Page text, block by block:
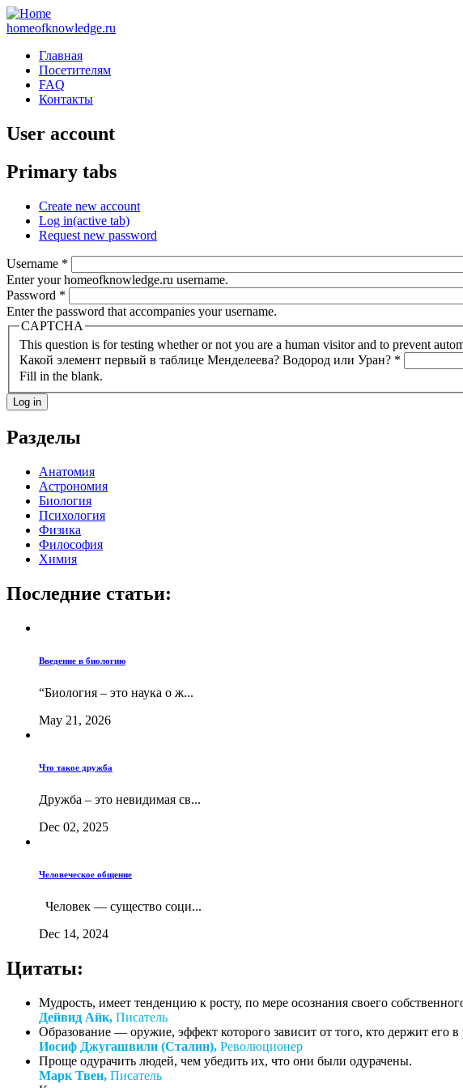
homeofknowledge.ru
Главная
Посетителям
FAQ
Контакты
User account
Primary tabs
Create new account
Log in(active tab)
Request new password
Username *
Enter your homeofknowledge.ru username.
Password *
Enter the password that accompanies your username.
CAPTCHA
This question is for testing whether or not you are a human visitor and to prevent
Какой элемент первый в таблице Менделеева? Водород или Уран? *
Fill in the blank.
Разделы
Анатомия
Астрономия
Биология
Психология
Физика
Философия
Химия
Последние статьи:
Введение в биологию
“Биология – это наука о ж...
May 21, 2026
Что такое дружба
Дружба – это невидимая св...
Dec 02, 2025
Человеческое общение
Человек — существо соци...
Dec 14, 2024
Цитаты:
Мудрость, имеет тенденцию к росту, по мере осознания своего
Дейвид Айк, Писатель
Образование — оружие, эффект которого зависит от того, кто держит его
Иосиф Джугашвили (Сталин), Революционер
Проще одурачить людей, чем убедить их, что они были одурачены.
Марк Твен, Писатель